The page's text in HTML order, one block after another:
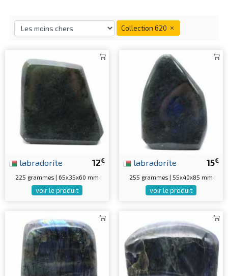
Collection 620
12€
labradorite
225 grammes | 65x35x60 mm
voir le produit
15€
labradorite
255 grammes | 55x40x85 mm
voir le produit